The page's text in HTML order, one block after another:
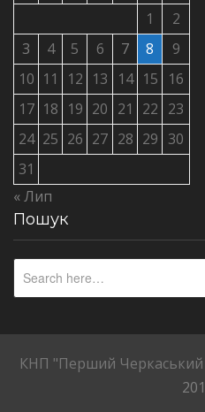
1
2
3
4 5 6 7 8
9
10 11 12 13 14 15
16
17 18 19 20 21 22 23
24 25 26 27 28 29 30
31
« Лип
Пошук
КНП "Перший